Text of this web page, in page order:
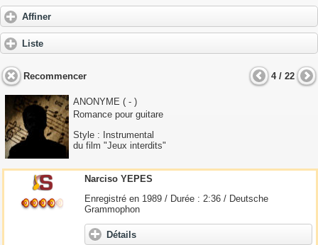
Affiner
Liste
Recommencer 4 / 22
ANONYME ( - )
Romance pour guitare
Style : Instrumental
du film "Jeux interdits"
Narciso YEPES
Enregistré en 1989 / Durée : 2:36 / Deutsche
Grammophon
Détails